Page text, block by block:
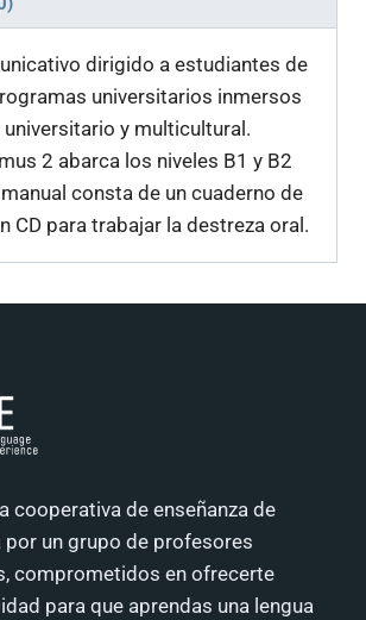
dirigido a estudiantes de
universitarios inmersos
y multicultural.
2 abarca los niveles B1 y B2
consta de un cuaderno de
CD para trabajar la destreza oral.
cooperativa de enseñanza de
un grupo de profesores
comprometidos en ofrecerte
para que aprendas una lengua